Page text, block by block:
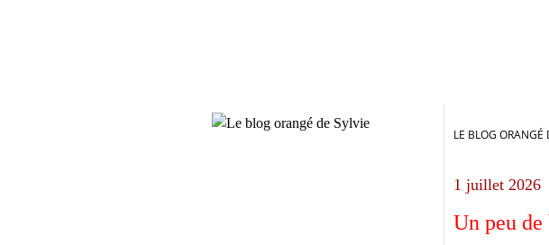
LE BLOG ORANGÉ
1 juillet 2026
Un peu